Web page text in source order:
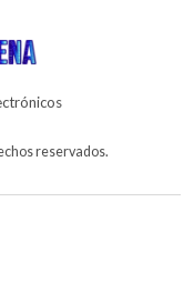
reservados.